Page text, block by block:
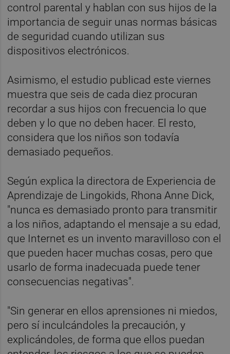
control parental y hablan con sus hijos de la
importancia de seguir unas normas básicas
de seguridad cuando utilizan sus
dispositivos electrónicos.
Asimismo, el estudio publicad este viernes
muestra que seis de cada diez procuran
recordar a sus hijos con frecuencia lo que
deben y lo que no deben hacer. El resto,
considera que los niños son todavía
demasiado pequeños.
Según explica la directora de Experiencia de
Aprendizaje de Lingokids, Rhona Anne Dick,
"nunca es demasiado pronto para transmitir
a los niños, adaptando el mensaje a su edad,
que Internet es un invento maravilloso con el
que pueden hacer muchas cosas, pero que
usarlo de forma inadecuada puede tener
consecuencias negativas".
"Sin generar en ellos aprensiones ni miedos,
pero sí inculcándoles la precaución, y
explicándoles, de forma que ellos puedan